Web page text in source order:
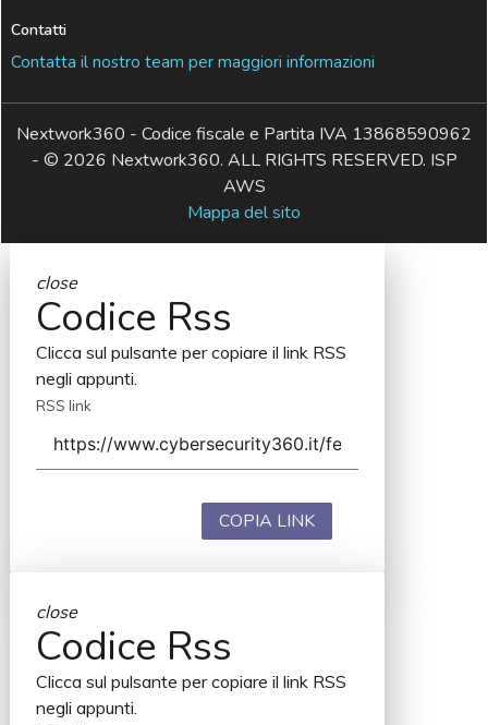
Contatti
Contatta il nostro team per maggiori informazioni
Nextwork360 - Codice fiscale e Partita IVA 13868590962
- © 2026 Nextwork360. ALL RIGHTS RESERVED. ISP
AWS
Mappa del sito
close
Codice Rss
Clicca sul pulsante per copiare il link RSS
negli appunti.
RSS link
COPIA LINK
close
Codice Rss
Clicca sul pulsante per copiare il link RSS
negli appunti.